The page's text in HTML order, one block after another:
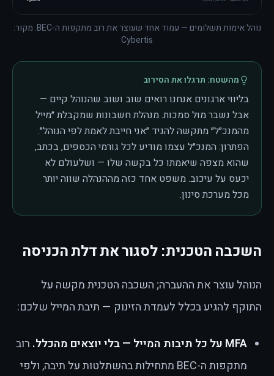
נוהל אימות תשלומים — עמוד אחד שעוצר את רוב מתקפות ה-BEC. מקור:
Cybertis
מהשטח: תרגלו את הסירוב
בליווי ארגונים אנחנו רואים שוב ושוב שהנוהל קיים —
אבל נשבר מול סמכות. מנהלת חשבונות שמקבלת ״מייל
מהמנכ״ל״ מתקשה להגיד ״אני חייבת לאמת לפי הנוהל״.
הפתרון: המנכ״ל עצמו מודיע לכל גורמי הכספים, בכתב,
שהוא מצפה שיאמתו כל בקשה שלו — ושלעולם לא
יכעס על עיכוב. משפט אחד כזה מההנהלה שווה יותר
מכל מערכת סינון.
השכבה הטכנית: לסגור את דלת הכניסה
הנוהל עוצר את ההעברה; השכבה הטכנית מקשה על
התוקף להגיע בכלל לעמדת הזינוק — תיבת המייל שלכם:
MFA על כל תיבות המייל — בלי יוצאים מהכלל.
רוב
מתקפות ה-BEC מתחילות בהשתלטות על תיבה, ולפי